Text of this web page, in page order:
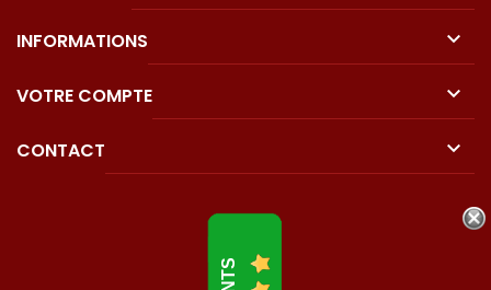
INFORMATIONS 
VOTRE COMPTE 
CONTACT 